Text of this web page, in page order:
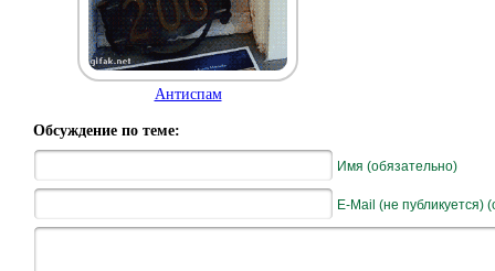
Антиспам
Обсуждение по теме:
Имя (обязательно)
E-Mail (не публикуется)